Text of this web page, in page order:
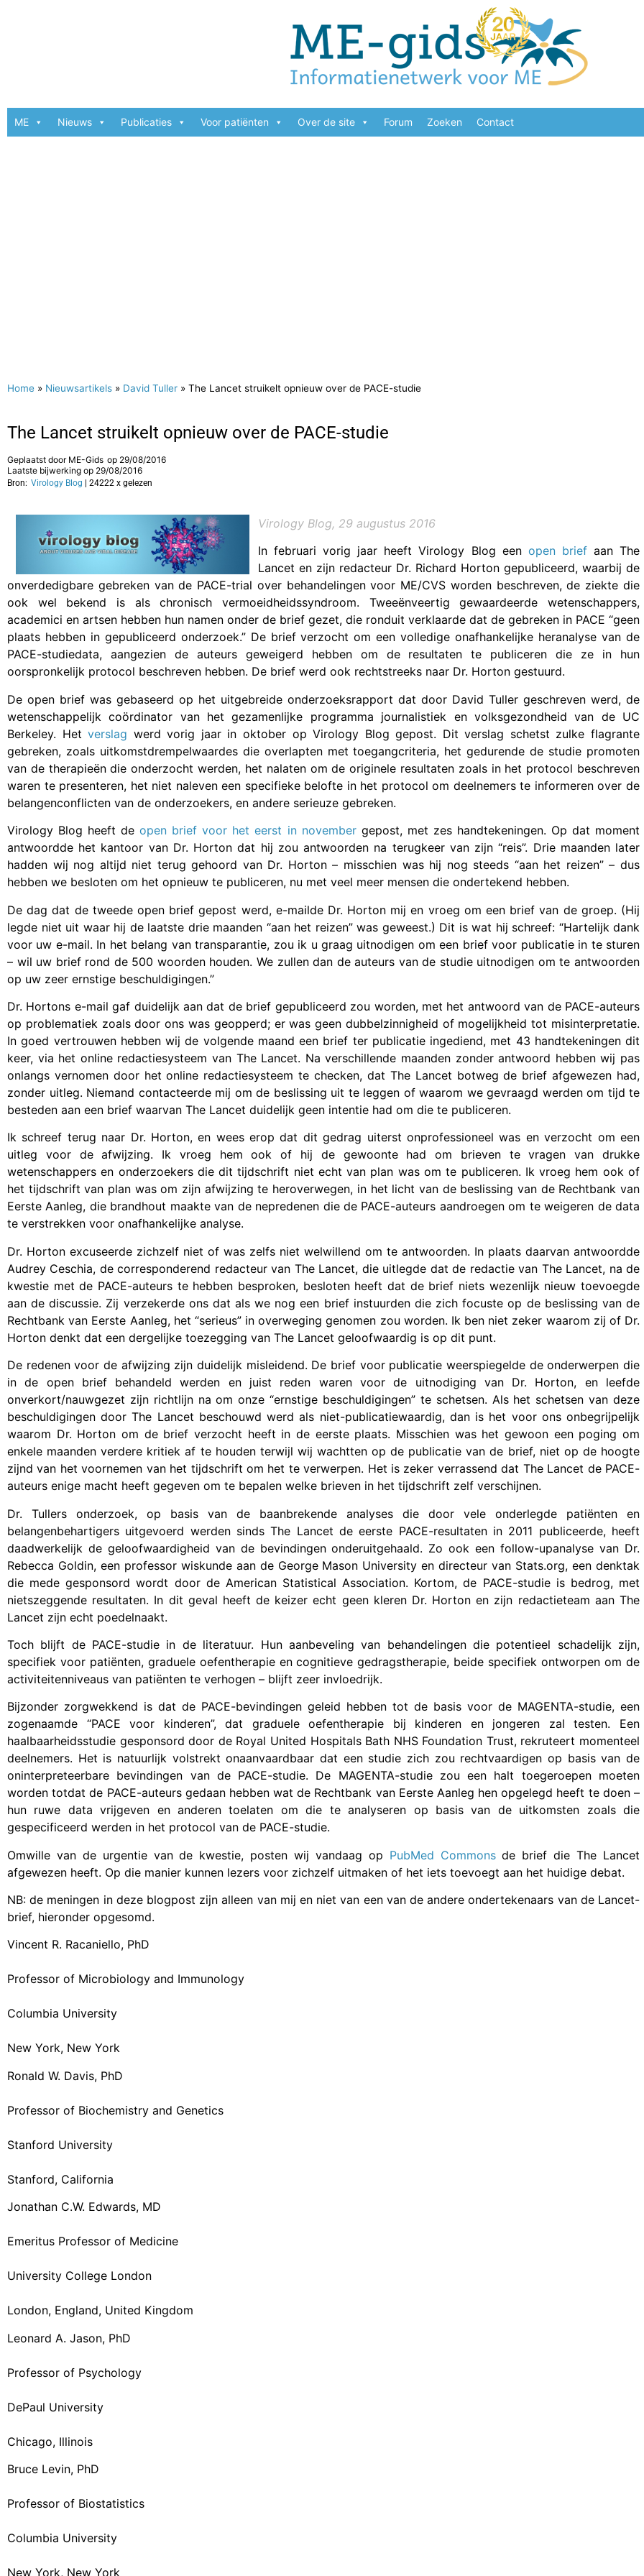
ME Nieuws Publicaties Voor patiënten Over de site Forum Zoeken Contact
Home » Nieuwsartikels » David Tuller » The Lancet struikelt opnieuw over de PACE-studie
The Lancet struikelt opnieuw over de PACE-studie
Geplaatst door ME-Gids op 29/08/2016
Laatste bijwerking op 29/08/2016
Bron: Virology Blog | 24222 x gelezen
Virology Blog, 29 augustus 2016
In februari vorig jaar heeft Virology Blog een open briefaan The
Lancet en zijn redacteur Dr. Richard Horton gepubliceerd, waarbij de
onverdedigbare gebreken van de PACE-trial over behandelingen voor ME/CVS worden beschreven, de ziekte die
ook wel bekend is als chronisch vermoeidheidssyndroom. Tweeënveertig gewaardeerde wetenschappers,
academici en artsen hebben hun namen onder de brief gezet, die ronduit verklaarde dat de gebreken in PACE “geen
plaats hebben in gepubliceerd onderzoek.” De brief verzocht om een volledige onafhankelijke heranalyse van de
PACE-studiedata, aangezien de auteurs geweigerd hebben om de resultaten te publiceren die ze in hun
oorspronkelijk protocol beschreven hebben. De brief werd ook rechtstreeks naar Dr. Horton gestuurd.
De open brief was gebaseerd op het uitgebreide onderzoeksrapport dat door David Tuller geschreven werd, de
wetenschappelijk coördinator van het gezamenlijke programma journalistiek en volksgezondheid van de UC
Berkeley. Hetverslag werd vorig jaar in oktober op Virology Blog gepost. Dit verslag schetst zulke flagrante
gebreken, zoals uitkomstdrempelwaardes die overlapten met toegangcriteria, het gedurende de studie promoten
van de therapieën die onderzocht werden, het nalaten om de originele resultaten zoals in het protocol beschreven
waren te presenteren, het niet naleven een specifieke belofte in het protocol om deelnemers te informeren over de
belangenconflicten van de onderzoekers, en andere serieuze gebreken.
Virology Blog heeft deopen brief voor het eerst in novembergepost, met zes handtekeningen. Op dat moment
antwoordde het kantoor van Dr. Horton dat hij zou antwoorden na terugkeer van zijn “reis”. Drie maanden later
hadden wij nog altijd niet terug gehoord van Dr. Horton – misschien was hij nog steeds “aan het reizen” – dus
hebben we besloten om het opnieuw te publiceren, nu met veel meer mensen die ondertekend hebben.
De dag dat de tweede open brief gepost werd, e-mailde Dr. Horton mij en vroeg om een brief van de groep. (Hij
legde niet uit waar hij de laatste drie maanden “aan het reizen” was geweest.) Dit is wat hij schreef: “Hartelijk dank
voor uw e-mail. In het belang van transparantie, zou ik u graag uitnodigen om een brief voor publicatie in te sturen
– wil uw brief rond de 500 woorden houden. We zullen dan de auteurs van de studie uitnodigen om te antwoorden
op uw zeer ernstige beschuldigingen.”
Dr. Hortons e-mail gaf duidelijk aan dat de brief gepubliceerd zou worden, met het antwoord van de PACE-auteurs
op problematiek zoals door ons was geopperd; er was geen dubbelzinnigheid of mogelijkheid tot misinterpretatie.
In goed vertrouwen hebben wij de volgende maand een brief ter publicatie ingediend, met 43 handtekeningen dit
keer, via het online redactiesysteem van The Lancet. Na verschillende maanden zonder antwoord hebben wij pas
onlangs vernomen door het online redactiesysteem te checken, dat The Lancet botweg de brief afgewezen had,
zonder uitleg. Niemand contacteerde mij om de beslissing uit te leggen of waarom we gevraagd werden om tijd te
besteden aan een brief waarvan The Lancet duidelijk geen intentie had om die te publiceren.
Ik schreef terug naar Dr. Horton, en wees erop dat dit gedrag uiterst onprofessioneel was en verzocht om een
uitleg voor de afwijzing. Ik vroeg hem ook of hij de gewoonte had om brieven te vragen van drukke
wetenschappers en onderzoekers die dit tijdschrift niet echt van plan was om te publiceren. Ik vroeg hem ook of
het tijdschrift van plan was om zijn afwijzing te heroverwegen, in het licht van de beslissing van de Rechtbank van
Eerste Aanleg, die brandhout maakte van de nepredenen die de PACE-auteurs aandroegen om te weigeren de data
te verstrekken voor onafhankelijke analyse.
Dr. Horton excuseerde zichzelf niet of was zelfs niet welwillend om te antwoorden. In plaats daarvan antwoordde
Audrey Ceschia, de corresponderend redacteur van The Lancet, die uitlegde dat de redactie van The Lancet, na de
kwestie met de PACE-auteurs te hebben besproken, besloten heeft dat de brief niets wezenlijk nieuw toevoegde
aan de discussie. Zij verzekerde ons dat als we nog een brief instuurden die zich focuste op de beslissing van de
Rechtbank van Eerste Aanleg, het “serieus” in overweging genomen zou worden. Ik ben niet zeker waarom zij of Dr.
Horton denkt dat een dergelijke toezegging van The Lancet geloofwaardig is op dit punt.
De redenen voor de afwijzing zijn duidelijk misleidend. De brief voor publicatie weerspiegelde de onderwerpen die
in de open brief behandeld werden en juist reden waren voor de uitnodiging van Dr. Horton, en leefde
onverkort/nauwgezet zijn richtlijn na om onze “ernstige beschuldigingen” te schetsen. Als het schetsen van deze
beschuldigingen door The Lancet beschouwd werd als niet-publicatiewaardig, dan is het voor ons onbegrijpelijk
waarom Dr. Horton om de brief verzocht heeft in de eerste plaats. Misschien was het gewoon een poging om
enkele maanden verdere kritiek af te houden terwijl wij wachtten op de publicatie van de brief, niet op de hoogte
zijnd van het voornemen van het tijdschrift om het te verwerpen. Het is zeker verrassend dat The Lancet de PACE-
auteurs enige macht heeft gegeven om te bepalen welke brieven in het tijdschrift zelf verschijnen.
Dr. Tullers onderzoek, op basis van de baanbrekende analyses die door vele onderlegde patiënten en
belangenbehartigers uitgevoerd werden sinds The Lancet de eerste PACE-resultaten in 2011 publiceerde, heeft
daadwerkelijk de geloofwaardigheid van de bevindingen onderuitgehaald. Zo ook een follow-upanalyse van Dr.
Rebecca Goldin, een professor wiskunde aan de George Mason University en directeur van Stats.org, een denktak
die mede gesponsord wordt door de American Statistical Association. Kortom, de PACE-studie is bedrog, met
nietszeggende resultaten. In dit geval heeft de keizer echt geen kleren Dr. Horton en zijn redactieteam aan The
Lancet zijn echt poedelnaakt.
Toch blijft de PACE-studie in de literatuur. Hun aanbeveling van behandelingen die potentieel schadelijk zijn,
specifiek voor patiënten, graduele oefentherapie en cognitieve gedragstherapie, beide specifiek ontworpen om de
activiteitenniveaus van patiënten te verhogen – blijft zeer invloedrijk.
Bijzonder zorgwekkend is dat de PACE-bevindingen geleid hebben tot de basis voor de MAGENTA-studie, een
zogenaamde “PACE voor kinderen”, dat graduele oefentherapie bij kinderen en jongeren zal testen. Een
haalbaarheidsstudie gesponsord door de Royal United Hospitals Bath NHS Foundation Trust, rekruteert momenteel
deelnemers. Het is natuurlijk volstrekt onaanvaardbaar dat een studie zich zou rechtvaardigen op basis van de
oninterpreteerbare bevindingen van de PACE-studie. De MAGENTA-studie zou een halt toegeroepen moeten
worden totdat de PACE-auteurs gedaan hebben wat de Rechtbank van Eerste Aanleg hen opgelegd heeft te doen –
hun ruwe data vrijgeven en anderen toelaten om die te analyseren op basis van de uitkomsten zoals die
gespecificeerd werden in het protocol van de PACE-studie.
Omwille van de urgentie van de kwestie, posten wij vandaag op PubMed Commonsde brief die The Lancet
afgewezen heeft. Op die manier kunnen lezers voor zichzelf uitmaken of het iets toevoegt aan het huidige debat.
NB: de meningen in deze blogpost zijn alleen van mij en niet van een van de andere ondertekenaars van de Lancet-
brief, hieronder opgesomd.
Vincent R. Racaniello, PhD
Professor of Microbiology and Immunology
Columbia University
New York, New York
Ronald W. Davis, PhD
Professor of Biochemistry and Genetics
Stanford University
Stanford, California
Jonathan C.W. Edwards, MD
Emeritus Professor of Medicine
University College London
London, England, United Kingdom
Leonard A. Jason, PhD
Professor of Psychology
DePaul University
Chicago, Illinois
Bruce Levin, PhD
Professor of Biostatistics
Columbia University
New York, New York